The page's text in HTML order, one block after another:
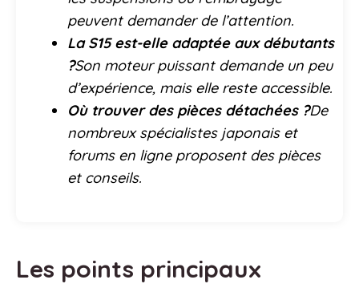
peuvent demander de l’attention.
La S15 est-elle adaptée aux débutants
?Son moteur puissant demande un peu
d’expérience, mais elle reste accessible.
Où trouver des pièces détachées ?De
nombreux spécialistes japonais et
forums en ligne proposent des pièces
et conseils.
Les points principaux